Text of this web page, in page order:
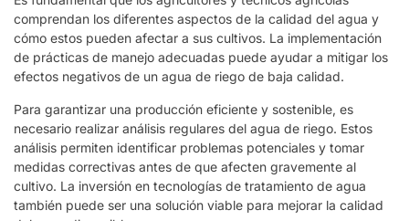
comprendan los diferentes aspectos de la calidad del agua y
cómo estos pueden afectar a sus cultivos. La implementación
de prácticas de manejo adecuadas puede ayudar a mitigar los
efectos negativos de un agua de riego de baja calidad.
Para garantizar una producción eficiente y sostenible, es
necesario realizar análisis regulares del agua de riego. Estos
análisis permiten identificar problemas potenciales y tomar
medidas correctivas antes de que afecten gravemente al
cultivo. La inversión en tecnologías de tratamiento de agua
también puede ser una solución viable para mejorar la calidad